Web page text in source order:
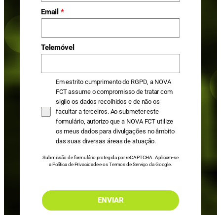
Email*
Telemóvel
Em estrito cumprimento do RGPD, a NOVA
FCT assume o compromisso de tratar com
sigilo os dados recolhidos e de não os
facultar a terceiros. Ao submeter este
formulário, autorizo que a NOVA FCT utilize
os meus dados para divulgações no âmbito
das suas diversas áreas de atuação.
Submissão de formulário protegida por reCAPTCHA. Aplicam-se
aPolítica de Privacidadee osTermos de Serviçoda Google.
ENVIAR